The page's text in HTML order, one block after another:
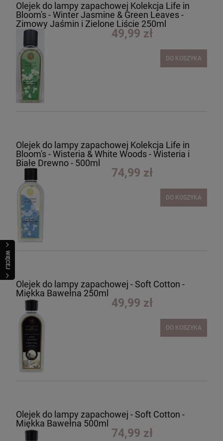
WIĘCEJ
Olejek do lampy zapachowej Kolekcja Life in
Bloom's - Winter Jasmine & Green Leaves -
Zimowy Jaśmin i Zielone Liście 250ml
49,99 zł
DO KOSZYKA
Olejek do lampy zapachowej Kolekcja Life in
Bloom's - Wisteria & White Woods - Wisteria i
Białe Drewno - 500ml
74,99 zł
DO KOSZYKA
Olejek do lampy zapachowej - Soft Cotton -
Miękka Bawełna 250ml
49,99 zł
DO KOSZYKA
Olejek do lampy zapachowej - Soft Cotton -
Miękka Bawełna 500ml
74,99 zł